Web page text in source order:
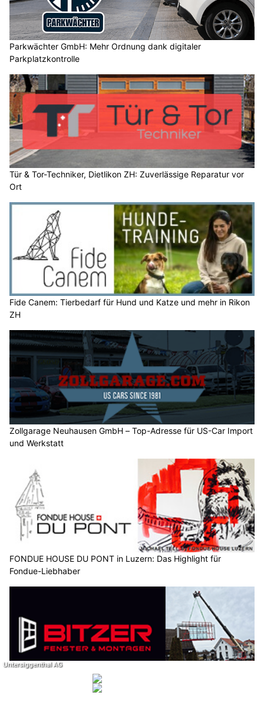
Parkwächter GmbH: Mehr Ordnung dank digitaler
Parkplatzkontrolle
Tür & Tor-Techniker, Dietlikon ZH: Zuverlässige Reparatur vor
Ort
Fide Canem: Tierbedarf für Hund und Katze und mehr in Rikon
ZH
Zollgarage Neuhausen GmbH – Top-Adresse für US-Car Import
und Werkstatt
FONDUE HOUSE DU PONT in Luzern: Das Highlight für
Fondue-Liebhaber
Bitzer Fenster & Montagen GmbH – Fenster, Haustüren und